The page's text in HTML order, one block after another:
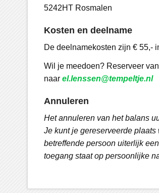
5242HT Rosmalen
Kosten en deelname
De deelnamekosten zijn € 55,-
Wil je meedoen? Reserveer
naar el.lenssen@tempeltje.nl
Annuleren
Het annuleren van het balans
Je kunt je gereserveerde
betreffende persoon uiterlijk
toegang staat op persoonlijke